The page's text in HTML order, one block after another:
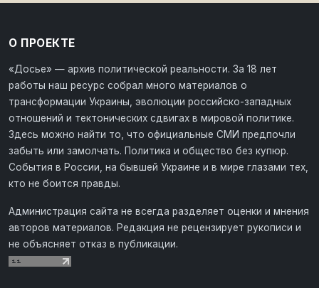
О ПРОЕКТЕ
«Досье» — архив политической реальности. За 18 лет
работы наш ресурс собрал много материалов о
трансформации Украины, эволюции российско-западных
отношений и тектонических сдвигах в мировой политике.
Здесь можно найти то, что официальные СМИ предпочли
забыть или замолчать. Политика и общество без купюр.
События в России, на бывшей Украине и в мире глазами тех,
кто не боится правды.
Администрация сайта не всегда разделяет оценки и мнения
авторов материалов. Редакция не рецензирует рукописи и
не объясняет отказ в публикации.